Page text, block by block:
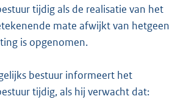
tijdig als de realisatie van het
mate afwijkt van hetgeen
is opgenomen.
bestuur informeert het
tijdig, als hij verwacht dat: